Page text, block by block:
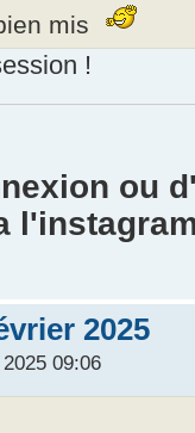
mis
!
ou
2025
09:06